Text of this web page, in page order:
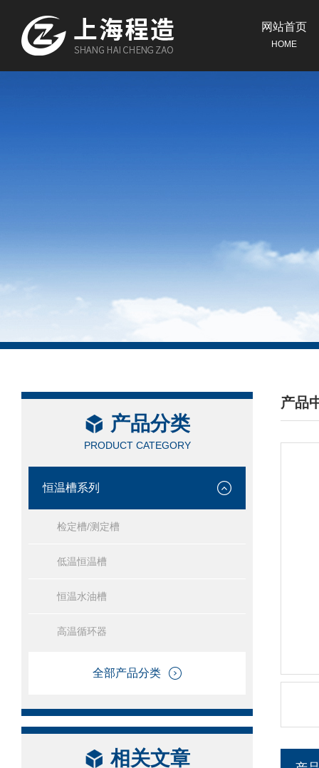
网站首页
HOME
产品分类
PRODUCT CATEGORY
恒温槽系列
检定槽/测定槽
低温恒温槽
恒温水油槽
高温循环器
全部产品分类
相关文章
产品
/